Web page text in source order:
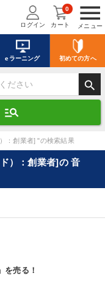
menu
メニュー
ログイン カート
0
eラーニング 初めての方へ
search
manage_search
る
索
ル）からお探しいただけ
と経営
：創業者] "の検索結果
）：創業者]の 音
を売る！